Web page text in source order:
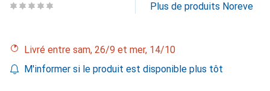
Plus de produits Noreve
Livré entre sam, 26/9 et mer, 14/10
M'informer si le produit est disponible plus tôt